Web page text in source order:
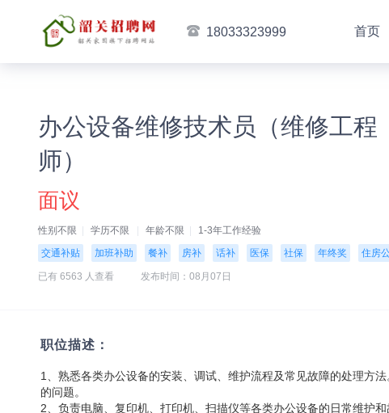
18033323999 首页
办公设备维修技术员（维修工程
师）
面议
性别不限 学历不限 年龄不限
1-3年工作经验
交通补贴
加班补助 餐补 房补 话补 医保 社保 年终奖 住房
已有 6563 人查看 发布时间：08月07日
职位描述：
1、熟悉各类办公设备的安装、调试、维护流程及常见故障的处理方
的问题。
2、负责电脑、复印机、打印机、扫描仪等各类办公设备的日常维护